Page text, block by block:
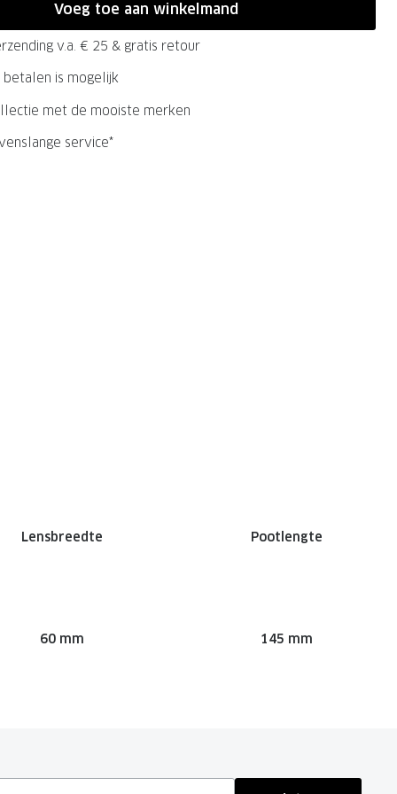
Voeg toe aan winkelmand
v.a. € 25 & gratis retour
is mogelijk
met de mooiste merken
service*
Lensbreedte
60 mm
Pootlengte
145 mm